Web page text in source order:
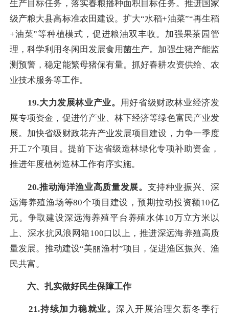
生产目标任务，落实春粮播种面积目标任务。推进国家
级产粮大县高标准农田建设。扩大“水稻+油菜”“再生稻
+油菜”等种植模式，促进粮油双丰收。加强果茶园管
理，科学利用冬闲田发展食用菌生产。加强生猪产能监
测预警，稳定能繁母猪保有量。抓好春耕农资供给、农
业技术服务等工作。
19.大力发展林业产业。 用好省级财政林业经济发
展专项资金，促进竹产业、林下经济等绿色富民产业发
展。加快省级财政花卉产业发展项目建设，力争一季度
开工7个项目。提前下达省级造林绿化专项补助资金，
推进年度植树造林工作有序实施。
20.推动海洋渔业高质量发展。 支持种业振兴、深
远海养殖渔场等80个项目建设，预期拉动投资额10亿
元。争取建设深远海养殖平台养殖水体10万立方米以
上、深水抗风浪网箱100口以上，推进深远海养殖高质
量发展。推动建设“美丽渔村”项目，促进渔区振兴、渔
民共富。
六、扎实做好民生保障工作
21.持续加力稳就业。深入开展治理欠薪冬季行